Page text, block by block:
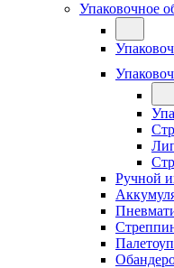
Упаковочное
Ручной